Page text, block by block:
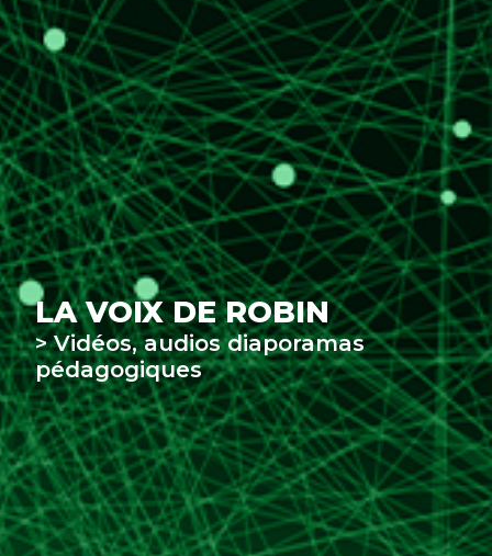
LA VOIX DE ROBIN
> Vidéos, audios diaporamas
pédagogiques